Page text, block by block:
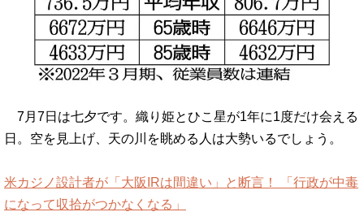
7月7日は七夕です。織り姫とひこ星が1年に1度だけ会える
日。空を見上げ、天の川を眺める人は大勢いるでしょう。
米カジノ設計者が「大阪IRは間違い」と断言！ 「行政が中毒
になって収拾がつかなくなる」